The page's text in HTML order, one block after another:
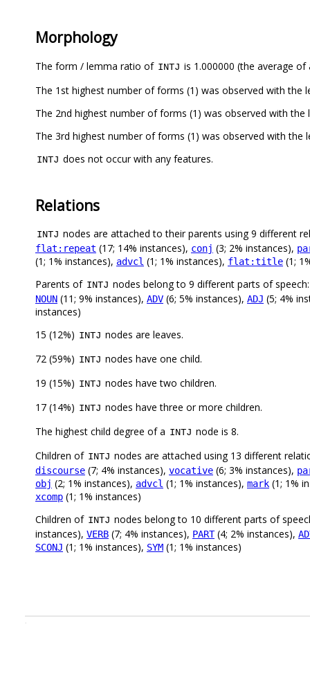
Morphology
The form / lemma ratio of INTJ is 1.000000 (the average
The 1st highest number of forms (1) was observed with the
The 2nd highest number of forms (1) was observed with the
The 3rd highest number of forms (1) was observed with the
INTJ does not occur with any features.
Relations
INTJ nodes are attached to their parents using 9 different
flat:repeat (17; 14% instances), conj (3; 2% instances),
(1; 1% instances), advcl (1; 1% instances), flat:title (1;
Parents of INTJ nodes belong to 9 different parts of
NOUN (11; 9% instances), ADV (6; 5% instances), ADJ (5; 4%
instances)
15 (12%) INTJ nodes are leaves.
72 (59%) INTJ nodes have one child.
19 (15%) INTJ nodes have two children.
17 (14%) INTJ nodes have three or more children.
The highest child degree of a INTJ node is 8.
Children of INTJ nodes are attached using 13 different
discourse (7; 4% instances), vocative (6; 3% instances),
obj (2; 1% instances), advcl (1; 1% instances), mark (1; 1%
xcomp (1; 1% instances)
Children of INTJ nodes belong to 10 different parts of
instances), VERB (7; 4% instances), PART(4; 2% instances),
SCONJ (1; 1% instances), SYM (1; 1% instances)
.